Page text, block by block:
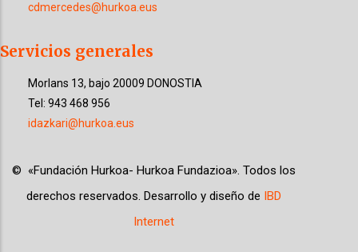
cdmercedes@hurkoa.eus
Servicios generales
Morlans 13, bajo 20009 DONOSTIA
Tel: 943 468 956
idazkari@hurkoa.eus
© «Fundación Hurkoa- Hurkoa Fundazioa». Todos los
derechos reservados. Desarrollo y diseño de IBD
Internet